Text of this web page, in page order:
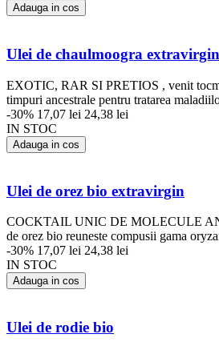
Adauga in cos
Ulei de chaulmoogra extravirgin
EXOTIC, RAR SI PRETIOS , venit
timpuri ancestrale pentru tratarea
-30% 17,07 lei 24,38 lei
IN STOC
Adauga in cos
Ulei de orez bio extravirgin
COCKTAIL UNIC DE MOLECULE
de orez bio reuneste compusii gama
-30% 17,07 lei 24,38 lei
IN STOC
Adauga in cos
Ulei de rodie bio